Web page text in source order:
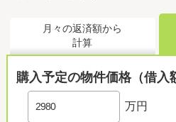
月々の返済額から
計算
購入予定の物件価格（借入
万円